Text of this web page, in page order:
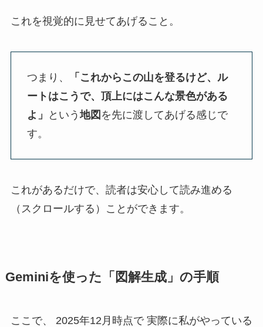
これを視覚的に見せてあげること。
つまり、
「これからこの山を登るけど、ル
ートはこうで、頂上にはこんな景色がある
よ」
という地図 を先に渡してあげる感じで
す。
これがあるだけで、読者は安心して読み進める
（スクロールする）ことができます。
Geminiを使った「図解生成」の手順
ここで、 2025年12月時点で 実際に私がやっている